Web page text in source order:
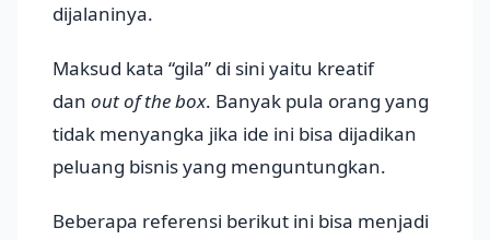
dijalaninya.
Maksud kata “gila” di sini yaitu kreatif
dan out of the box. Banyak pula orang yang
tidak menyangka jika ide ini bisa dijadikan
peluang bisnis yang menguntungkan.
Beberapa referensi berikut ini bisa menjadi